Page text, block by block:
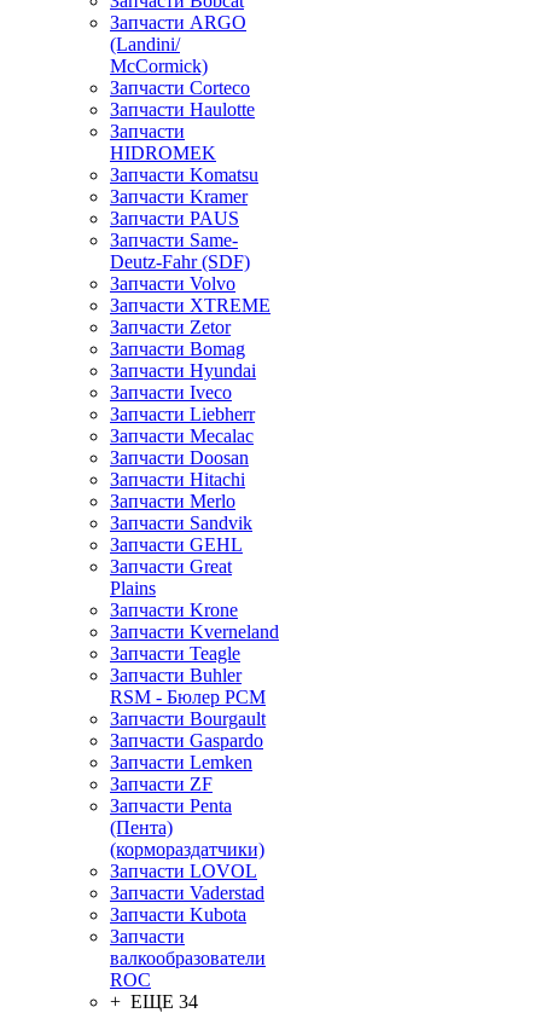
Запчасти ARGO
(Landini/
McCormick)
Запчасти Corteco
Запчасти Haulotte
Запчасти
HIDROMEK
Запчасти Komatsu
Запчасти Kramer
Запчасти PAUS
Запчасти Same-
Deutz-Fahr (SDF)
Запчасти Volvo
Запчасти XTREME
Запчасти Zetor
Запчасти Bomag
Запчасти Hyundai
Запчасти Iveco
Запчасти Liebherr
Запчасти Mecalac
Запчасти Doosan
Запчасти Hitachi
Запчасти Merlo
Запчасти Sandvik
Запчасти GEHL
Запчасти Great
Plains
Запчасти Krone
Запчасти Kverneland
Запчасти Teagle
Запчасти Buhler
RSM - Бюлер РСМ
Запчасти Bourgault
Запчасти Gaspardo
Запчасти Lemken
Запчасти ZF
Запчасти Penta
(Пента)
(кормораздатчики)
Запчасти LOVOL
Запчасти Vaderstad
Запчасти Kubota
Запчасти
валкообразователи
ROC
+ ЕЩЕ 34